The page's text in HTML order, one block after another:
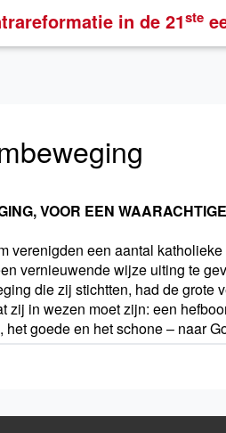
in de 21ste
VOOR EEN
verenigden een aantal
vernieuwende wijze uiting te
die zij stichtten, had de grote
zij in wezen moet zijn: een
het goede en het schone – naar